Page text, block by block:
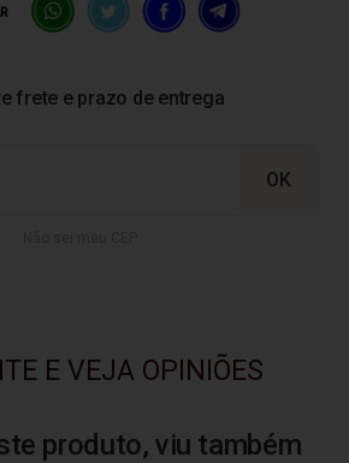
E VEJA OPINIÕES
produto, viu também